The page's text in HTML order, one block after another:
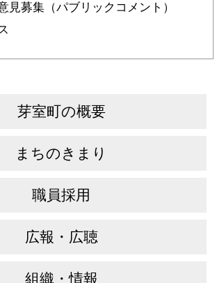
見募集（パブリックコメント）
芽室町の概要
まちのきまり
職員採用
広報・広聴
組織・情報